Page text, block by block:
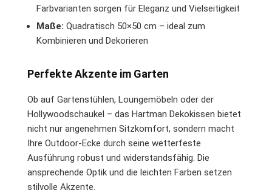
Farbvarianten sorgen für Eleganz und Vielseitigkeit
Maße: Quadratisch 50×50 cm – ideal zum
Kombinieren und Dekorieren
Perfekte Akzente im Garten
Ob auf Gartenstühlen, Loungemöbeln oder der
Hollywoodschaukel – das Hartman Dekokissen bietet
nicht nur angenehmen Sitzkomfort, sondern macht
Ihre Outdoor-Ecke durch seine wetterfeste
Ausführung robust und widerstandsfähig. Die
ansprechende Optik und die leichten Farben setzen
stilvolle Akzente.